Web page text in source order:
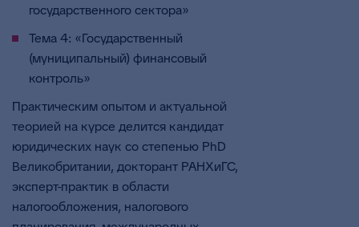
государственного сектора»
Тема 4: «Государственный
(муниципальный) финансовый
контроль»
Практическим опытом и актуальной
теорией на курсе делится кандидат
юридических наук со степенью PhD
Великобритании, докторант РАНХиГС,
эксперт-практик в области
налогообложения, налогового